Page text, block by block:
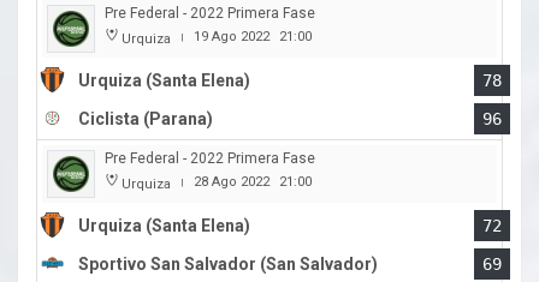
Pre Federal - 2022 Primera Fase
Urquiza | 19 Ago 2022 21:00
Urquiza (Santa Elena)
78
Ciclista (Parana)
96
Pre Federal - 2022 Primera Fase
Urquiza | 28 Ago 2022 21:00
Urquiza (Santa Elena)
72
Sportivo San Salvador (San Salvador)
69